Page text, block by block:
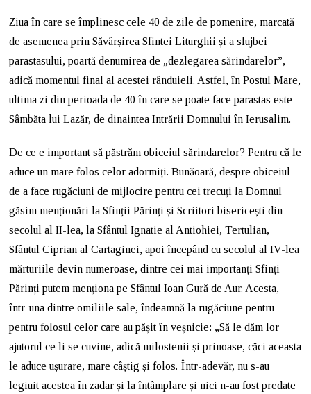
Ziua în care se împlinesc cele 40 de zile de pomenire, marcată
de asemenea prin Săvârșirea Sfintei Liturghii și a slujbei
parastasului, poartă denumirea de „dezlegarea sărindarelor”,
adică momentul final al acestei rânduieli. Astfel, în Postul Mare,
ultima zi din perioada de 40 în care se poate face parastas este
Sâmbăta lui Lazăr, de dinaintea Intrării Domnului în Ierusalim.
De ce e important să păstrăm obiceiul sărindarelor? Pentru că le
aduce un mare folos celor adormiți. Bunăoară, despre obiceiul
de a face rugăciuni de mijlocire pentru cei trecuți la Domnul
găsim menționări la Sfinții Părinți și Scriitori bisericești din
secolul al II-lea, la Sfântul Ignatie al Antiohiei, Tertulian,
Sfântul Ciprian al Cartaginei, apoi începând cu secolul al IV-lea
mărturiile devin numeroase, dintre cei mai importanți Sfinți
Părinți putem menționa pe Sfântul Ioan Gură de Aur. Acesta,
într-una dintre omiliile sale, îndeamnă la rugăciune pentru
pentru folosul celor care au pășit în veșnicie: „Să le dăm lor
ajutorul ce li se cuvine, adică milostenii și prinoase, căci aceasta
le aduce ușurare, mare câștig și folos. Într-adevăr, nu s-au
legiuit acestea în zadar și la întâmplare și nici n-au fost predate